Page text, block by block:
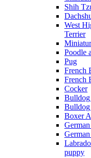
Shih
West
Terrier
Poodle
Pug
French
French
Cocker
Boxer
puppy